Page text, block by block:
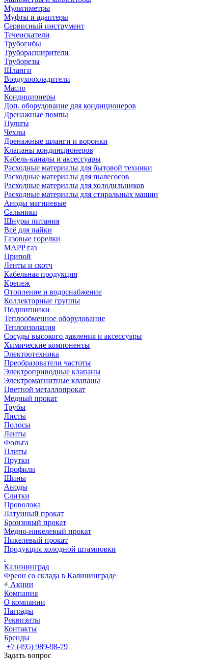
Мультиметры
Муфты и адаптеры
Сервисный инструмент
Течеискатели
Трубогибы
Труборасширители
Труборезы
Шланги
Воздухоохладители
Масло
Кондиционеры
Доп. оборудование для кондиционеров
Дренажные помпы
Пульты
Чехлы
Дренажные шланги и воронки
Клапаны кондинционеров
Кабель-каналы и аксессуары
Расходные материалы для бытовой техники
Расходные материалы для пылесосов
Расходные материалы для холодильников
Расходные материалы для стиральных машин
Аноды магниевые
Сальники
Шнуры питания
Всё для пайки
Газовые горелки
MAPP газ
Припой
Ленты и скотч
Кабельная продукция
Крепеж
Отопление и водоснабжение
Коллекторные группы
Подшипники
Теплообменное оборудование
Теплоизоляция
Сосуды высокого давления и аксессуары
Химические компоненты
Электротехника
Преобразователи частоты
Электроприводные клапаны
Электромагнитные клапаны
Цветной металлопрокат
Медный прокат
Трубы
Листы
Полосы
Ленты
Фольга
Плиты
Прутки
Профили
Шины
Аноды
Слитки
Проволока
Латунный прокат
Бронзовый прокат
Медно-никелевый прокат
Никелевый прокат
Продукция холодной штамповки
.
Калининград
Фреон со склада в Калининграде
Акции
Компания
О компании
Награды
Реквизиты
Контакты
Бренды
+7 (495) 989-98-79
Задать вопрос